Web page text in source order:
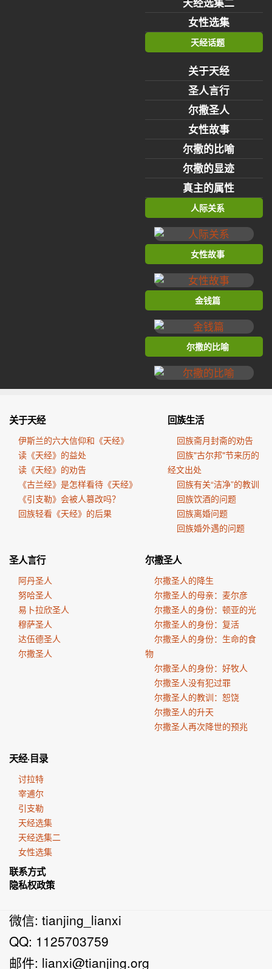
女性选集
天经话题
关于天经
圣人言行
尔撒圣人
女性故事
尔撒的比喻
尔撒的显迹
真主的属性
人际关系
女性故事
金钱篇
尔撒的比喻
关于天经
伊斯兰的六大信仰和《天经》
读《天经》的益处
读《天经》的劝告
《古兰经》是怎样看待《天经》
《引支勒》会被人篡改吗？
回族轻看《天经》的后果
回族生活
回族斋月封斋的劝告
回族"古尔邦"节来历的
经文出处
回族有关“洁净”的教训
回族饮酒的问题
回族离婚问题
回族婚外遇的问题
圣人言行
阿丹圣人
努哈圣人
易卜拉欣圣人
穆萨圣人
达伍德圣人
尔撒圣人
尔撒圣人
尔撒圣人的降生
尔撒圣人的母亲：麦尔彦
尔撒圣人的身份：顿亚的光
尔撒圣人的身份：复活
尔撒圣人的身份：生命的食
物
尔撒圣人的身份：好牧人
尔撒圣人没有犯过罪
尔撒圣人的教训：恕饶
尔撒圣人的升天
尔撒圣人再次降世的预兆
天经·目录
讨拉特
宰逋尔
引支勒
天经选集
天经选集二
女性选集
联系方式
隐私权政策
微信: tianjing_lianxi
QQ: 1125703759
邮件: lianxi@tianjing.org